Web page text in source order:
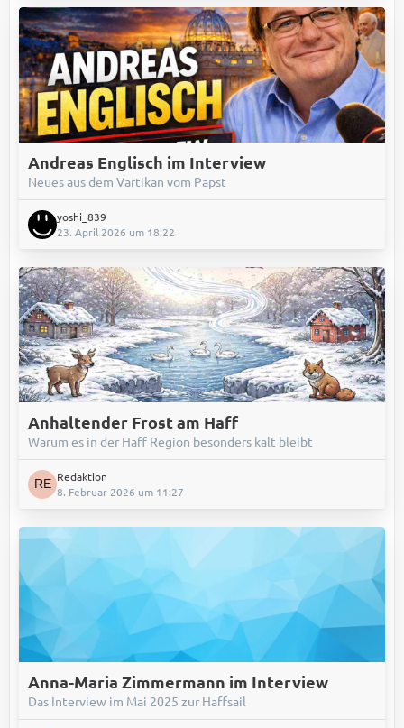
Andreas Englisch im Interview
Neues aus dem Vartikan vom Papst
yoshi_839
23. April 2026 um 18:22
Anhaltender Frost am Haff
Warum es in der Haff Region besonders kalt bleibt
Redaktion
8. Februar 2026 um 11:27
Anna-Maria Zimmermann im Interview
Das Interview im Mai 2025 zur Haffsail